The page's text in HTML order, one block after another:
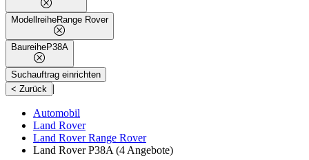
ModellreiheRange Rover
BaureiheP38A
Suchauftrag einrichten
< Zurück
|
Automobil
Land Rover
Land Rover Range Rover
Land Rover P38A (4 Angebote)